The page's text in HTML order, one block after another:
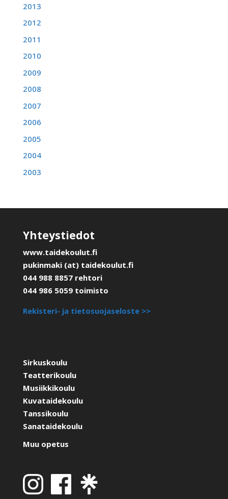
2013
2012
2011
2010
2009
2008
2007
2006
2005
2004
2003
Yhteystiedot
www.taidekoulut.fi
pukinmaki (at) taidekoulut.fi
044 988 8857 rehtori
044 986 5059 toimisto
Rekisteri- ja tietosuojaseloste >>
Sirkuskoulu
Teatterikoulu
Musiikkikoulu
Kuvataidekoulu
Tanssikoulu
Sanataidekoulu
Muu opetus